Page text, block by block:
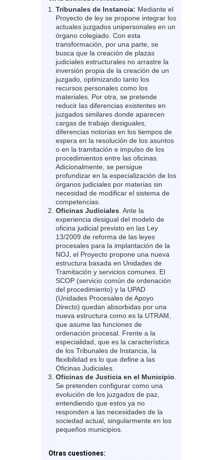
Tribunales de Instancia: Mediante el
Proyecto de ley se propone integrar los
actuales juzgados unipersonales en un
órgano colegiado. Con esta
transformación, por una parte, se
busca que la creación de plazas
judiciales estructurales no arrastre la
inversión propia de la creación de un
juzgado, optimizando tanto los
recursos personales como los
materiales. Por otra, se pretende
reducir las diferencias existentes en
juzgados similares donde aparecen
cargas de trabajo desiguales,
diferencias notorias en los tiempos de
espera en la resolución de los asuntos
o en la tramitación e impulso de los
procedimientos entre las oficinas.
Adicionalmente, se persigue
profundizar en la especialización de los
órganos judiciales por materias sin
necesidad de modificar el sistema de
competencias.
Oficinas Judiciales . Ante la
experiencia desigual del modelo de
oficina judicial previsto en las Ley
13/2009 de reforma de las leyes
procesales para la implantación de la
NOJ, el Proyecto propone una nueva
estructura basada en Unidades de
Tramitación y servicios comunes. El
SCOP (servicio común de ordenación
del procedimiento) y la UPAD
(Unidades Procesales de Apoyo
Directo) quedan absorbidas por una
nueva estructura como es la UTRAM,
que asume las funciones de
ordenación procesal. Frente a la
especialidad, que es la característica
de los Tribunales de Instancia, la
flexibilidad es lo que define a las
Oficinas Judiciales.
Oficinas de Justicia en el Municipio
Se pretenden configurar como una
evolución de los juzgados de paz,
entendiendo que estos ya no
responden a las necesidades de la
sociedad actual, singularmente en los
pequeños municipios.
Otras cuestiones: